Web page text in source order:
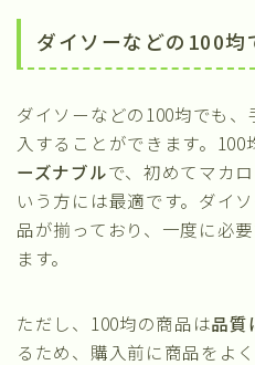
ダイソーなどの100均
ダイソーなどの100均でも
入することができます。100
ーズナブルで、初めてマカ
いう方には最適です。ダイ
品が揃っており、一度に必
ます。
ただし、100均の商品は品質
るため、購入前に商品をよ